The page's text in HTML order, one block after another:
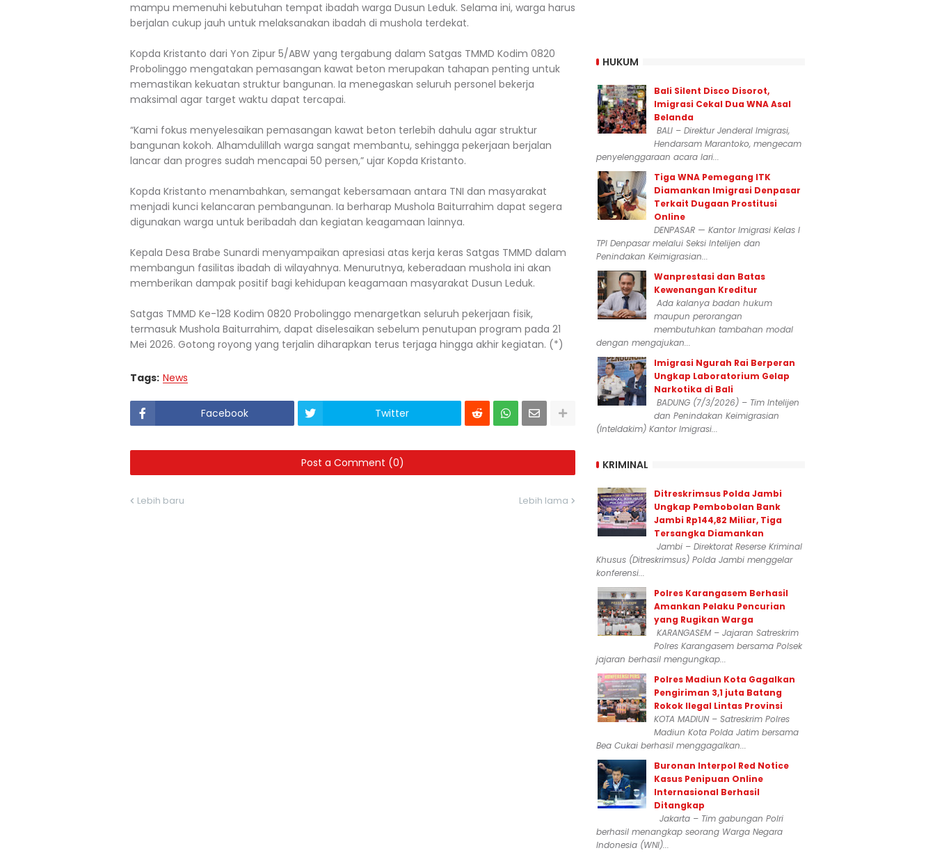
mampu memenuhi kebutuhan tempat ibadah warga Dusun Leduk. Selama ini, warga harus
berjalan cukup jauh untuk melaksanakan ibadah di mushola terdekat.
Kopda Kristanto dari Yon Zipur 5/ABW yang tergabung dalam Satgas TMMD Kodim 0820
Probolinggo mengatakan pemasangan kawat beton merupakan tahapan penting untuk
memastikan kekuatan struktur bangunan. Ia menegaskan seluruh personel bekerja
maksimal agar target waktu dapat tercapai.
“Kami fokus menyelesaikan pemasangan kawat beton terlebih dahulu agar struktur
bangunan kokoh. Alhamdulillah warga sangat membantu, sehingga pekerjaan berjalan
lancar dan progres sudah mencapai 50 persen,” ujar Kopda Kristanto.
Kopda Kristanto menambahkan, semangat kebersamaan antara TNI dan masyarakat
menjadi kunci kelancaran pembangunan. Ia berharap Mushola Baiturrahim dapat segera
digunakan warga untuk beribadah dan kegiatan keagamaan lainnya.
Kepala Desa Brabe Sunardi menyampaikan apresiasi atas kerja keras Satgas TMMD dalam
membangun fasilitas ibadah di wilayahnya. Menurutnya, keberadaan mushola ini akan
memberikan dampak positif bagi kehidupan keagamaan masyarakat Dusun Leduk.
Satgas TMMD Ke-128 Kodim 0820 Probolinggo menargetkan seluruh pekerjaan fisik,
termasuk Mushola Baiturrahim, dapat diselesaikan sebelum penutupan program pada 21
Mei 2026. Gotong royong yang terjalin diharapkan terus terjaga hingga akhir kegiatan. (*)
Tags: News
Facebook Twitter
Post a Comment (0)
Lebih baru Lebih lama
HUKUM
Bali Silent Disco Disorot,
Imigrasi Cekal Dua WNA Asal
Belanda
BALI – Direktur Jenderal Imigrasi,
Hendarsam Marantoko, mengecam
penyelenggaraan acara lari...
Tiga WNA Pemegang ITK
Diamankan Imigrasi Denpasar
Terkait Dugaan Prostitusi
Online
DENPASAR — Kantor Imigrasi Kelas I
TPI Denpasar melalui Seksi Intelijen dan
Penindakan Keimigrasian...
Wanprestasi dan Batas
Kewenangan Kreditur
Ada kalanya badan hukum
maupun perorangan
membutuhkan tambahan modal
dengan mengajukan...
Imigrasi Ngurah Rai Berperan
Ungkap Laboratorium Gelap
Narkotika di Bali
BADUNG (7/3/2026) – Tim Intelijen
dan Penindakan Keimigrasian
(Inteldakim) Kantor Imigrasi...
KRIMINAL
Ditreskrimsus Polda Jambi
Ungkap Pembobolan Bank
Jambi Rp144,82 Miliar, Tiga
Tersangka Diamankan
Jambi – Direktorat Reserse Kriminal
Khusus (Ditreskrimsus) Polda Jambi menggelar
konferensi...
Polres Karangasem Berhasil
Amankan Pelaku Pencurian
yang Rugikan Warga
KARANGASEM – Jajaran Satreskrim
Polres Karangasem bersama Polsek
jajaran berhasil mengungkap...
Polres Madiun Kota Gagalkan
Pengiriman 3,1 juta Batang
Rokok Ilegal Lintas Provinsi
KOTA MADIUN – Satreskrim Polres
Madiun Kota Polda Jatim bersama
Bea Cukai berhasil menggagalkan...
Buronan Interpol Red Notice
Kasus Penipuan Online
Internasional Berhasil
Ditangkap
Jakarta – Tim gabungan Polri
berhasil menangkap seorang Warga Negara
Indonesia (WNI)...